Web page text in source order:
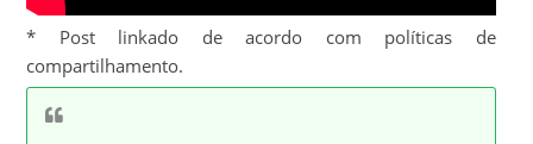
* Post linkado de acordo com políticas de
compartilhamento.